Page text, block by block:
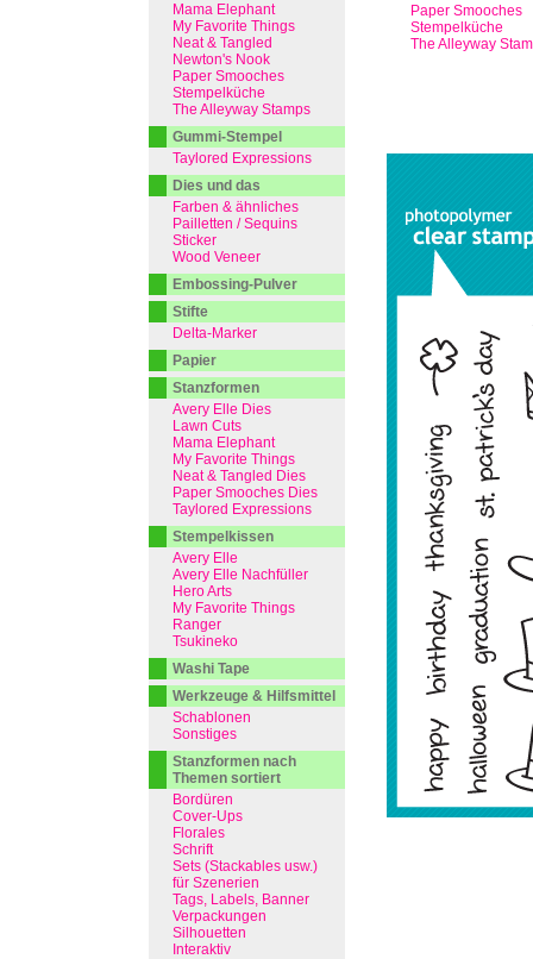
Paper Smooches
Stempelküche
The Alleyway
Mama Elephant
My Favorite Things
Neat & Tangled
Newton's Nook
Paper Smooches
Stempelküche
The Alleyway Stamps
Gummi-Stempel
Taylored Expressions
Dies und das
Farben & ähnliches
Pailletten / Sequins
Sticker
Wood Veneer
Embossing-Pulver
Stifte
Delta-Marker
Papier
Stanzformen
Avery Elle Dies
Lawn Cuts
Mama Elephant
My Favorite Things
Neat & Tangled Dies
Paper Smooches Dies
Taylored Expressions
Stempelkissen
Avery Elle
Avery Elle Nachfüller
Hero Arts
My Favorite Things
Ranger
Tsukineko
Washi Tape
Werkzeuge & Hilfsmittel
Schablonen
Sonstiges
Stanzformen nach
Themen sortiert
Bordüren
Cover-Ups
Florales
Schrift
Sets (Stackables usw.)
für Szenerien
Tags, Labels, Banner
Verpackungen
Silhouetten
Interaktiv